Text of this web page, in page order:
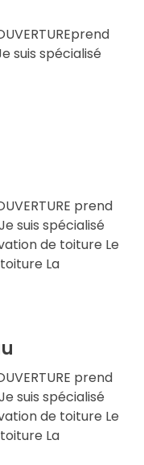
suis spécialisé
prend
suis spécialisé
de toiture Le
La
prend
suis spécialisé
de toiture Le
La